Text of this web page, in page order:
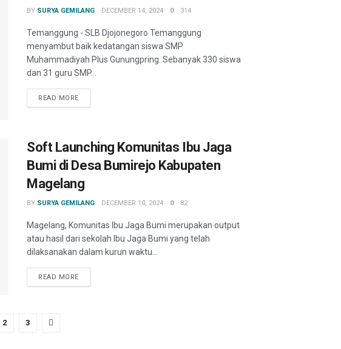
BY SURYA GEMILANG DECEMBER 14, 2024 0 314
Temanggung - SLB Djojonegoro Temanggung
menyambut baik kedatangan siswa SMP
Muhammadiyah Plus Gunungpring. Sebanyak 330 siswa
dan 31 guru SMP...
READ MORE
Soft Launching Komunitas Ibu Jaga
Bumi di Desa Bumirejo Kabupaten
Magelang
BY SURYA GEMILANG DECEMBER 10, 2024 0 82
Magelang, Komunitas Ibu Jaga Bumi merupakan output
atau hasil dari sekolah Ibu Jaga Bumi yang telah
dilaksanakan dalam kurun waktu...
READ MORE
2 3